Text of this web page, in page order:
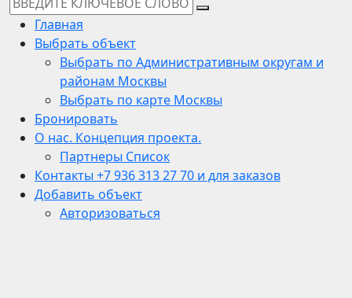
Главная
Выбрать объект
Выбрать по Административным округам и
районам Москвы
Выбрать по карте Москвы
Бронировать
О нас. Концепция проекта.
Партнеры Список
Контакты +7 936 313 27 70 и для заказов
Добавить объект
Авторизоваться